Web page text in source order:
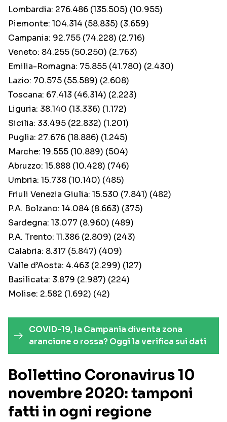
Lombardia: 276.486 (135.505) (10.955)
Piemonte: 104.314 (58.835) (3.659)
Campania: 92.755 (74.228) (2.716)
Veneto: 84.255 (50.250) (2.763)
Emilia-Romagna: 75.855 (41.780) (2.430)
Lazio: 70.575 (55.589) (2.608)
Toscana: 67.413 (46.314) (2.223)
Liguria: 38.140 (13.336) (1.172)
Sicilia: 33.495 (22.832) (1.201)
Puglia: 27.676 (18.886) (1.245)
Marche: 19.555 (10.889) (504)
Abruzzo: 15.888 (10.428) (746)
Umbria: 15.738 (10.140) (485)
Friuli Venezia Giulia: 15.530 (7.841) (482)
P.A. Bolzano: 14.084 (8.663) (375)
Sardegna: 13.077 (8.960) (489)
P.A. Trento: 11.386 (2.809) (243)
Calabria: 8.317 (5.847) (409)
Valle d’Aosta: 4.463 (2.299) (127)
Basilicata: 3.879 (2.987) (224)
Molise: 2.582 (1.692) (42)
COVID-19, la Campania diventa zona
arancione o rossa? Oggi la verifica sui dati
Bollettino Coronavirus 10
novembre 2020: tamponi
fatti in ogni regione